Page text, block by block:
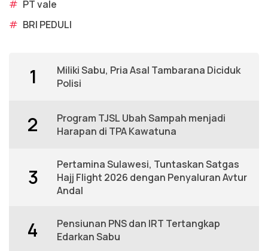
# PT vale
# BRI PEDULI
1
Miliki Sabu, Pria Asal Tambarana Diciduk
Polisi
2
Program TJSL Ubah Sampah menjadi
Harapan di TPA Kawatuna
3
Pertamina Sulawesi, Tuntaskan Satgas
Hajj Flight 2026 dengan Penyaluran Avtur
Andal
4
Pensiunan PNS dan IRT Tertangkap
Edarkan Sabu